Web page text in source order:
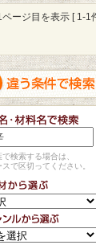
ージ目を表示 [ 1-1
検索する場合は、
で区切ってください。